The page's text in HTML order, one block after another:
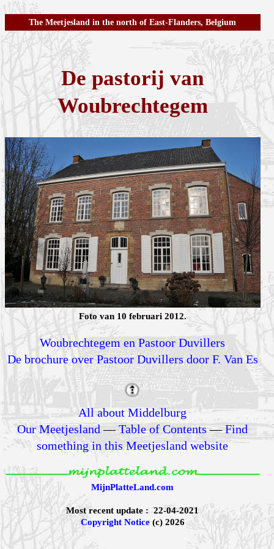
The Meetjesland in the north of East-Flanders, Belgium
De pastorij van
Woubrechtegem
Foto van 10 februari 2012.
Woubrechtegem en Pastoor Duvillers
De brochure over Pastoor Duvillers door F. Van Es
All about Middelburg
Our Meetjesland—Table of Contents—Find
something in this Meetjesland website
MijnPlatteLand.com
Most recent update : 22-04-2021
Copyright Notice(c) 2026